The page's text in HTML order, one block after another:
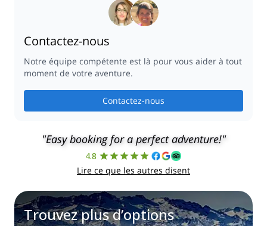
Contactez-nous
Notre équipe compétente est là pour vous aider à tout
moment de votre aventure.
Contactez-nous
"Easy booking for a perfect adventure!"
4.8
Lire ce que les autres disent
Trouvez plus d’options